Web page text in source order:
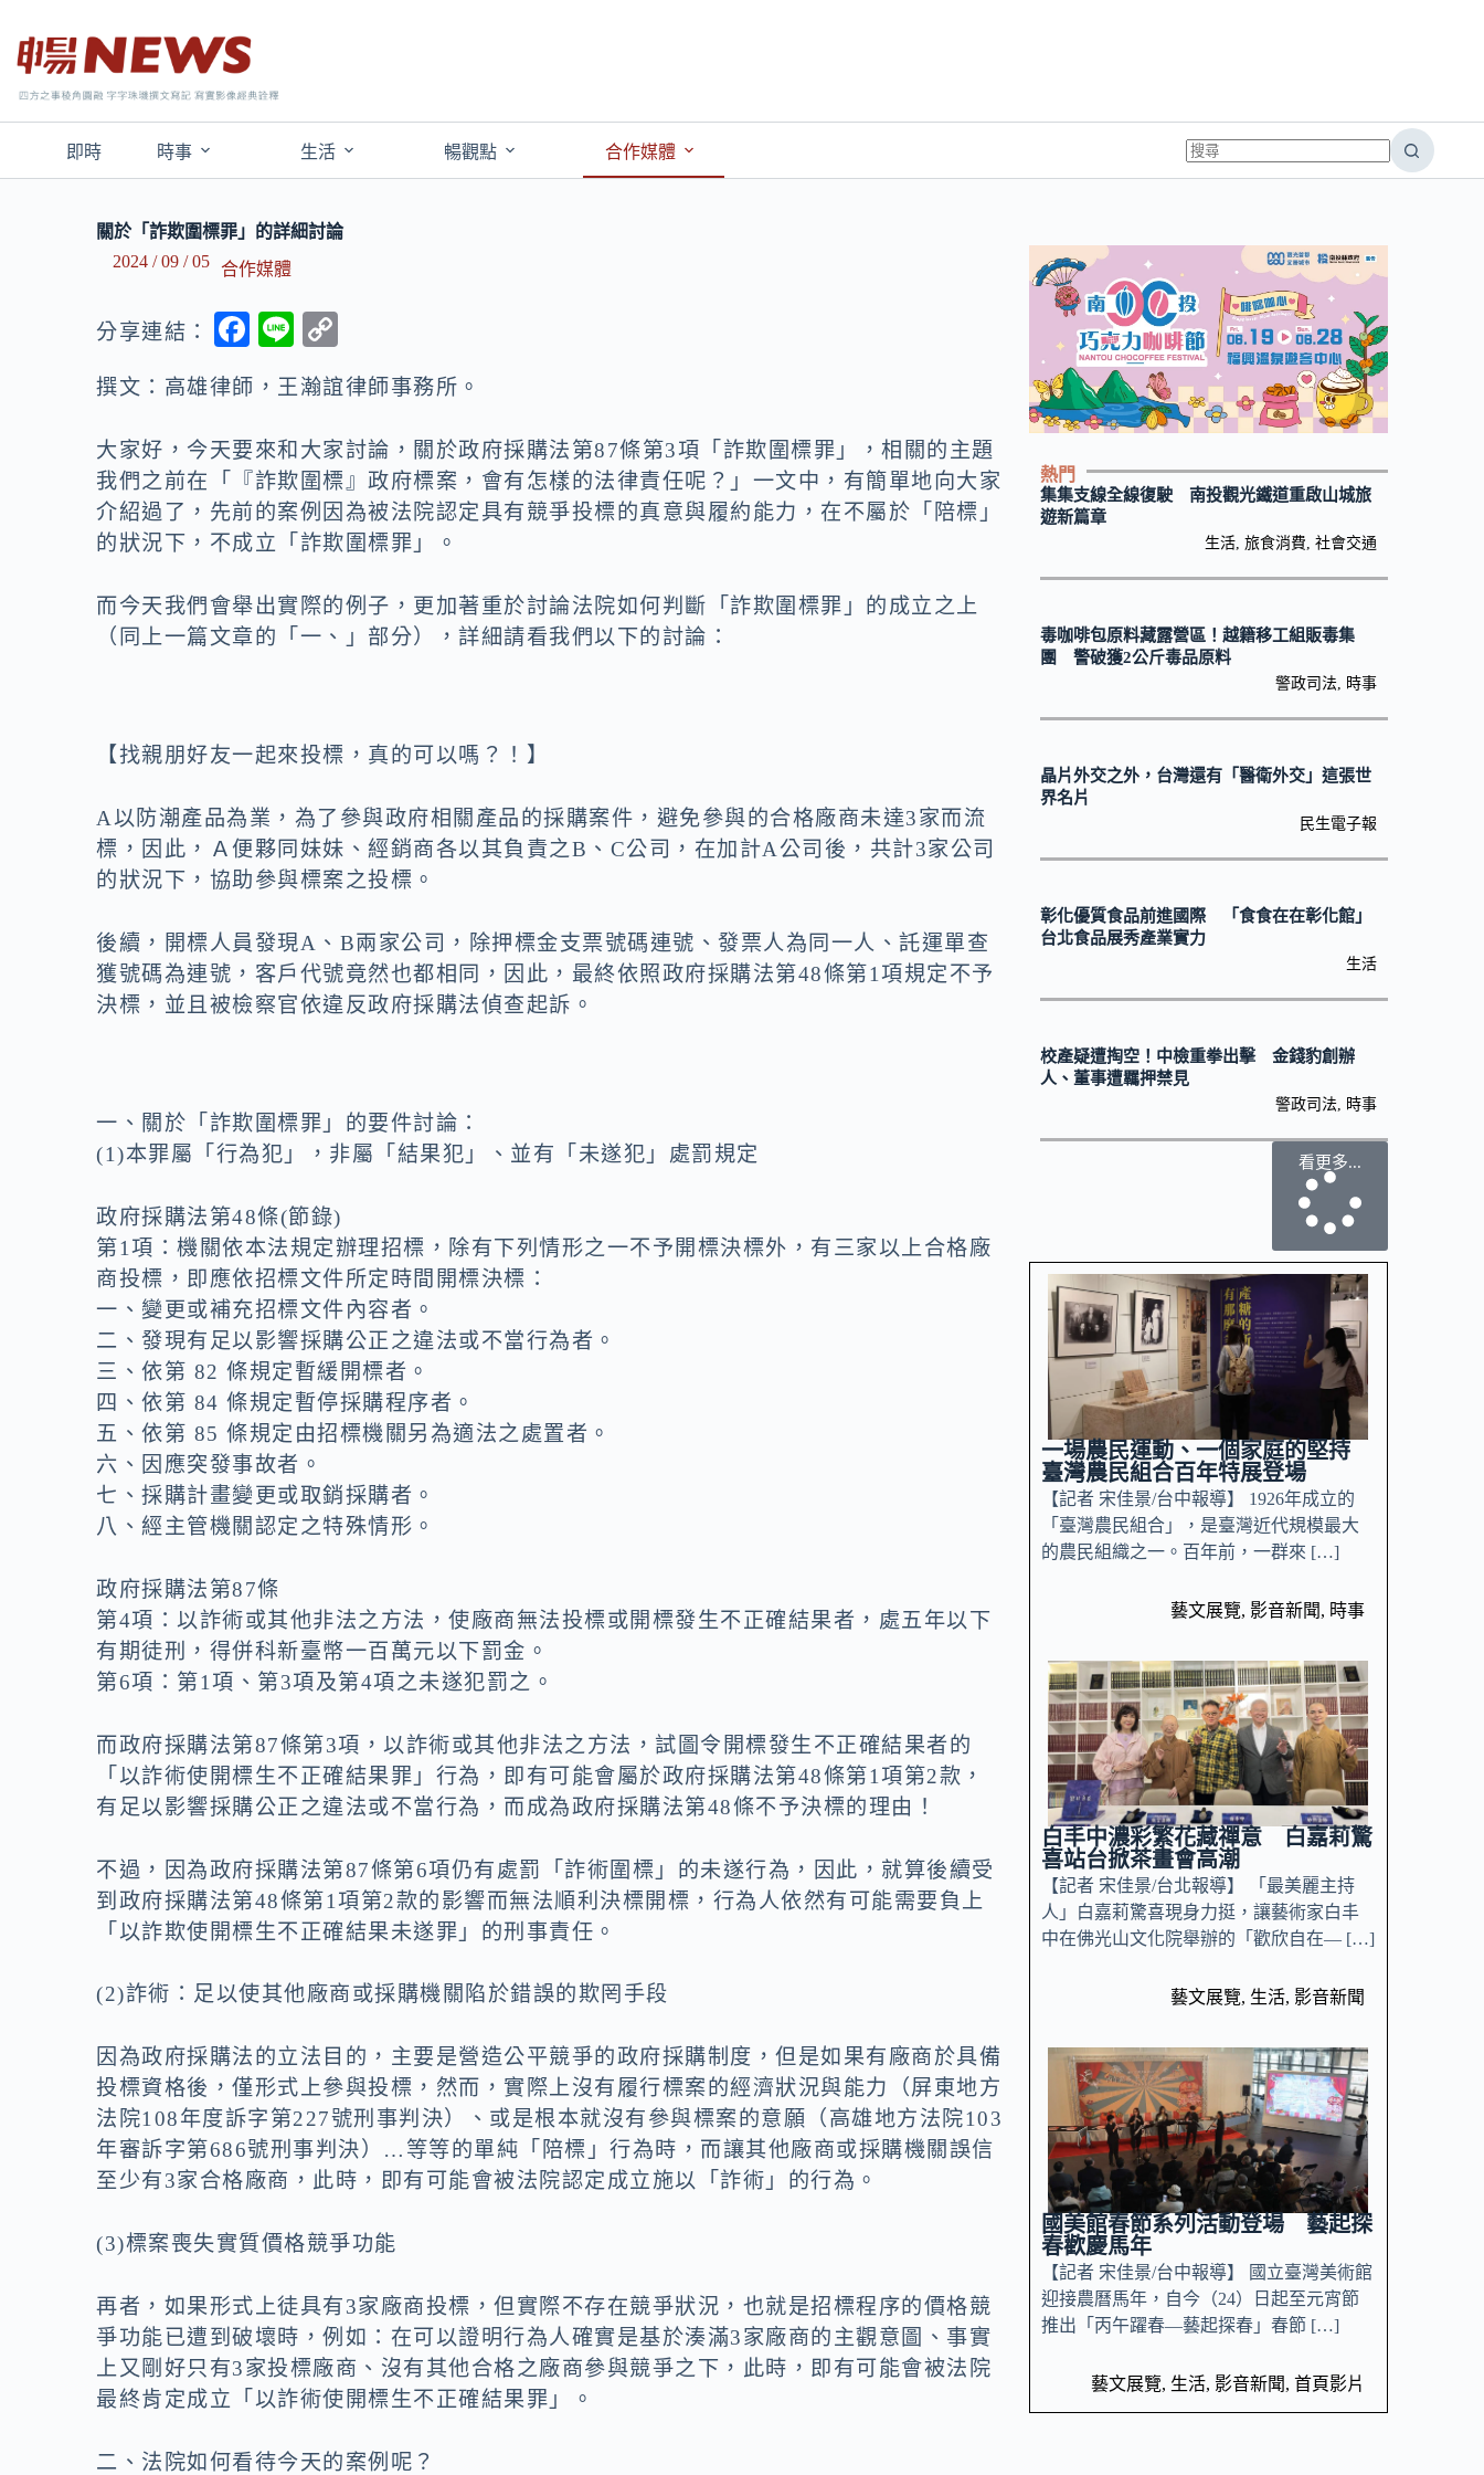
即時 時事 生活 暢觀點 合作媒體
關於「詐欺圍標罪」的詳細討論
2024 / 09 / 05
合作媒體
分享連結：
F
e
b
o
o
k
Li
e
p
y
Li
n
k
撰文：高雄律師，王瀚誼律師事務所。
大家好，今天要來和大家討論，關於政府採購法第87條第3項「詐欺圍標罪」，相關的主題
我們之前在「『詐欺圍標』政府標案，會有怎樣的法律責任呢？」一文中，有簡單地向大家
介紹過了，先前的案例因為被法院認定具有競爭投標的真意與履約能力，在不屬於「陪標」
的狀況下，不成立「詐欺圍標罪」。
而今天我們會舉出實際的例子，更加著重於討論法院如何判斷「詐欺圍標罪」的成立之上
（同上一篇文章的「一、」部分），詳細請看我們以下的討論：
【找親朋好友一起來投標，真的可以嗎？！】
A以防潮產品為業，為了參與政府相關產品的採購案件，避免參與的合格廠商未達3家而流
標，因此，Ａ便夥同妹妹、經銷商各以其負責之B、C公司，在加計A公司後，共計3家公司
的狀況下，協助參與標案之投標。
後續，開標人員發現A、B兩家公司，除押標金支票號碼連號、發票人為同一人、託運單查
獲號碼為連號，客戶代號竟然也都相同，因此，最終依照政府採購法第48條第1項規定不予
決標，並且被檢察官依違反政府採購法偵查起訴。
一、關於「詐欺圍標罪」的要件討論：
(1)本罪屬「行為犯」，非屬「結果犯」、並有「未遂犯」處罰規定
政府採購法第48條(節錄)
第1項：機關依本法規定辦理招標，除有下列情形之一不予開標決標外，有三家以上合格廠
商投標，即應依招標文件所定時間開標決標：
一、變更或補充招標文件內容者。
二、發現有足以影響採購公正之違法或不當行為者。
三、依第 82 條規定暫緩開標者。
四、依第 84 條規定暫停採購程序者。
五、依第 85 條規定由招標機關另為適法之處置者。
六、因應突發事故者。
七、採購計畫變更或取銷採購者。
八、經主管機關認定之特殊情形。
政府採購法第87條
第4項：以詐術或其他非法之方法，使廠商無法投標或開標發生不正確結果者，處五年以下
有期徒刑，得併科新臺幣一百萬元以下罰金。
第6項：第1項、第3項及第4項之未遂犯罰之。
而政府採購法第87條第3項，以詐術或其他非法之方法，試圖令開標發生不正確結果者的
「以詐術使開標生不正確結果罪」行為，即有可能會屬於政府採購法第48條第1項第2款，
有足以影響採購公正之違法或不當行為，而成為政府採購法第48條不予決標的理由！
不過，因為政府採購法第87條第6項仍有處罰「詐術圍標」的未遂行為，因此，就算後續受
到政府採購法第48條第1項第2款的影響而無法順利決標開標，行為人依然有可能需要負上
「以詐欺使開標生不正確結果未遂罪」的刑事責任。
(2)詐術：足以使其他廠商或採購機關陷於錯誤的欺罔手段
因為政府採購法的立法目的，主要是營造公平競爭的政府採購制度，但是如果有廠商於具備
投標資格後，僅形式上參與投標，然而，實際上沒有履行標案的經濟狀況與能力（屏東地方
法院108年度訴字第227號刑事判決）、或是根本就沒有參與標案的意願（高雄地方法院103
年審訴字第686號刑事判決）…等等的單純「陪標」行為時，而讓其他廠商或採購機關誤信
至少有3家合格廠商，此時，即有可能會被法院認定成立施以「詐術」的行為。
(3)標案喪失實質價格競爭功能
再者，如果形式上徒具有3家廠商投標，但實際不存在競爭狀況，也就是招標程序的價格競
爭功能已遭到破壞時，例如：在可以證明行為人確實是基於湊滿3家廠商的主觀意圖、事實
上又剛好只有3家投標廠商、沒有其他合格之廠商參與競爭之下，此時，即有可能會被法院
最終肯定成立「以詐術使開標生不正確結果罪」。
二、法院如何看待今天的案例呢？
熱門
集集支線全線復駛 南投觀光鐵道重啟山城旅
遊新篇章
生活, 旅食消費, 社會交通
毒咖啡包原料藏露營區！越籍移工組販毒集
團 警破獲2公斤毒品原料
警政司法, 時事
晶片外交之外，台灣還有「醫衛外交」這張世
界名片
民生電子報
彰化優質食品前進國際 「食食在在彰化館」
台北食品展秀產業實力
生活
校產疑遭掏空！中檢重拳出擊 金錢豹創辦
人、董事遭羈押禁見
警政司法, 時事
看更多...
一場農民運動、一個家庭的堅持
臺灣農民組合百年特展登場
【記者 宋佳景/台中報導】 1926年成立的
「臺灣農民組合」，是臺灣近代規模最大
的農民組織之一。百年前，一群來 […]
藝文展覽, 影音新聞, 時事
白丰中濃彩繁花藏禪意 白嘉莉驚
喜站台掀茶畫會高潮
【記者 宋佳景/台北報導】 「最美麗主持
人」白嘉莉驚喜現身力挺，讓藝術家白丰
中在佛光山文化院舉辦的「歡欣自在— […]
藝文展覽, 生活, 影音新聞
國美館春節系列活動登場 藝起探
春歡慶馬年
【記者 宋佳景/台中報導】 國立臺灣美術館
迎接農曆馬年，自今（24）日起至元宵節
推出「丙午躍春—藝起探春」春節 […]
藝文展覽, 生活, 影音新聞, 首頁影片